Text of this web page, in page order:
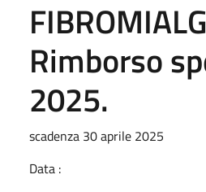
Rimborso
2025.
scadenza 30 aprile 2025
Data :